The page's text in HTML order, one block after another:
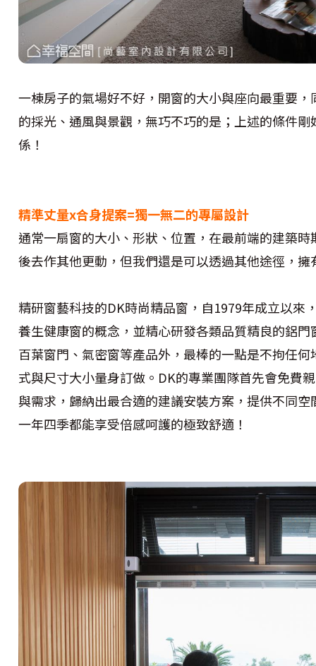
一棟房子的氣場好不好，開窗的大小與座向最重要
的採光、通風與景觀，無巧不巧的是；上述的條件
係！
精準丈量x合身提案=獨一無二的專屬設計
通常一扇窗的大小、形狀、位置，在最前端的建築
後去作其他更動，但我們還是可以透過其他途徑，
精研窗藝科技的DK時尚精品窗，自1979年成立以來
養生健康窗的概念，並精心研發各類品質精良的鋁
百葉窗門、氣密窗等產品外，最棒的一點是不拘任
式與尺寸大小量身訂做。DK的專業團隊首先會免費
與需求，歸納出最合適的建議安裝方案，提供不同
一年四季都能享受倍感呵護的極致舒適！